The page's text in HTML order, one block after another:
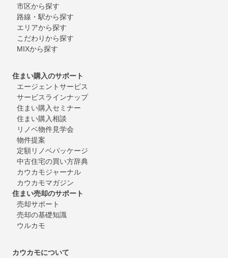
市区から探す
路線・駅から探す
エリアから探す
こだわりから探す
MIXから探す
住まい購入のサポート
エージェントサービス
サービスラインナップ
住まい購入セミナー
住まい購入相談
リノベ物件見学会
物件提案
定額リノベパッケージ
中古住宅の買い方辞典
カウカモジャーナル
カウカモマガジン
住まい売却のサポート
売却サポート
売却の基礎知識
ウルカモ
カウカモについて